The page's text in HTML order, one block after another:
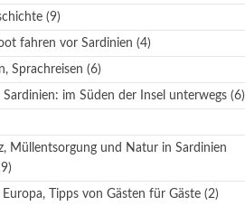
(9)
fahren vor Sardinien (4)
Sprachreisen (6)
im Süden der Insel unterwegs (6)
Müllentsorgung und Natur in Sardinien
Tipps von Gästen für Gäste (2)